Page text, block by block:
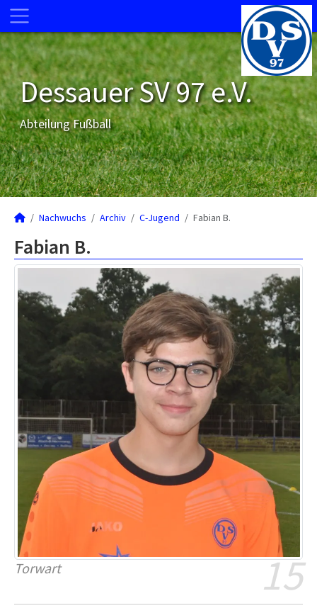
Dessauer SV 97 e.V.
Abteilung Fußball
Nachwuchs Archiv C-Jugend Fabian B.
Fabian B.
15
Torwart